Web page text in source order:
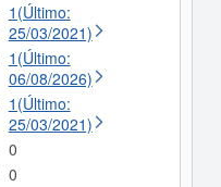
1(Último:
25/03/2021)
1(Último:
06/08/2026)
1(Último:
25/03/2021)
0
0